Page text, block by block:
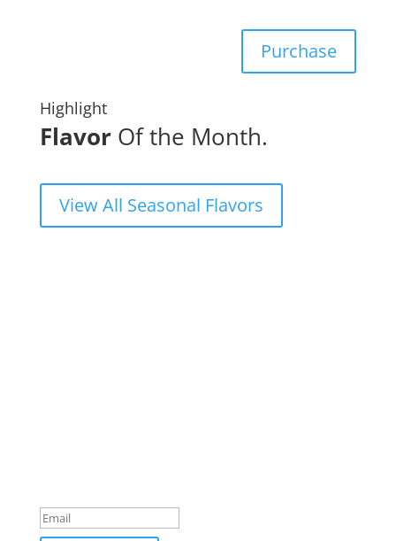
Purchase
Highlight
FlavorOf the Month.
View All Seasonal Flavors